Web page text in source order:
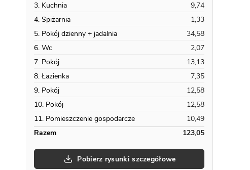
3. Kuchnia
9,74
4. Spiżarnia
1,33
5. Pokój dzienny + jadalnia
34,58
6. Wc
2,07
7. Pokój
13,13
8. Łazienka
7,35
9. Pokój
12,58
10. Pokój
12,58
11. Pomieszczenie gospodarcze
10,49
Razem
123,05
Pobierz rysunki szczegółowe